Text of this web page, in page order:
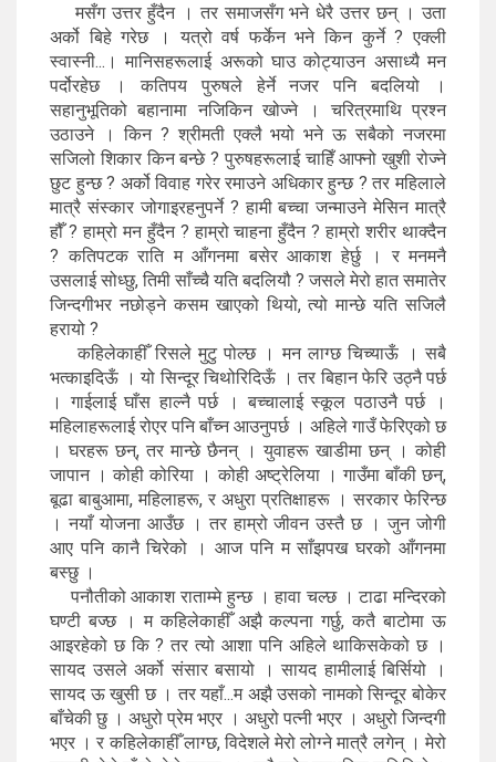
मसँग उत्तर हुँदैन । तर समाजसँग भने धेरै उत्तर छन् । उता
अर्को बिहे गरेछ । यत्रो वर्ष फर्केन भने किन कुर्ने ? एक्ली
स्वास्नी...। मानिसहरूलाई अरूको घाउ कोट्याउन असाध्यै मन
पर्दोरहेछ । कतिपय पुरुषले हेर्ने नजर पनि बदलियो ।
सहानुभूतिको बहानामा नजिकिन खोज्ने । चरित्रमाथि प्रश्न
उठाउने । किन ? श्रीमती एक्लै भयो भने ऊ सबैको नजरमा
सजिलो शिकार किन बन्छे ? पुरुषहरूलाई चाहिँ आफ्नो खुशी रोज्ने
छुट हुन्छ ? अर्को विवाह गरेर रमाउने अधिकार हुन्छ ? तर महिलाले
मात्रै संस्कार जोगाइरहनुपर्ने ? हामी बच्चा जन्माउने मेसिन मात्रै
हौँ ? हाम्रो मन हुँदैन ? हाम्रो चाहना हुँदैन ? हाम्रो शरीर थाक्दैन
? कतिपटक राति म आँगनमा बसेर आकाश हेर्छु । र मनमनै
उसलाई सोध्छु, तिमी साँच्चै यति बदलियौ ? जसले मेरो हात समातेर
जिन्दगीभर नछोड्ने कसम खाएको थियो, त्यो मान्छे यति सजिलै
हरायो ?
कहिलेकाहीँ रिसले मुटु पोल्छ । मन लाग्छ चिच्याऊँ । सबै
भत्काइदिऊँ । यो सिन्दूर चिथोरिदिऊँ । तर बिहान फेरि उठ्नै पर्छ
। गाईलाई घाँस हाल्नै पर्छ । बच्चालाई स्कूल पठाउनै पर्छ ।
महिलाहरूलाई रोएर पनि बाँच्न आउनुपर्छ । अहिले गाउँ फेरिएको छ
। घरहरू छन्, तर मान्छे छैनन् । युवाहरू खाडीमा छन् । कोही
जापान । कोही कोरिया । कोही अष्ट्रेलिया । गाउँमा बाँकी छन्,
बूढा बाबुआमा, महिलाहरू, र अधुरा प्रतिक्षाहरू । सरकार फेरिन्छ
। नयाँ योजना आउँछ । तर हाम्रो जीवन उस्तै छ । जुन जोगी
आए पनि कानै चिरेको । आज पनि म साँझपख घरको आँगनमा
बस्छु ।
पनौतीको आकाश राताम्मे हुन्छ । हावा चल्छ । टाढा मन्दिरको
घण्टी बज्छ । म कहिलेकाहीँ अझै कल्पना गर्छु, कतै बाटोमा ऊ
आइरहेको छ कि ? तर त्यो आशा पनि अहिले थाकिसकेको छ ।
सायद उसले अर्को संसार बसायो । सायद हामीलाई बिर्सियो ।
सायद ऊ खुसी छ । तर यहाँ...म अझै उसको नामको सिन्दूर बोकेर
बाँचेकी छु । अधुरो प्रेम भएर । अधुरो पत्नी भएर । अधुरो जिन्दगी
भएर । र कहिलेकाहीँ लाग्छ, विदेशले मेरो लोग्ने मात्रै लगेन् । मेरो